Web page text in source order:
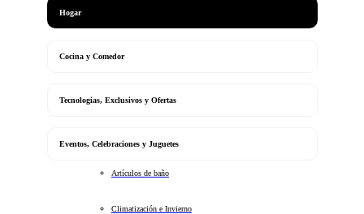
Hogar
Cocina y Comedor
Tecnologias, Exclusivos y Ofertas
Eventos, Celebraciones y Juguetes
Artículos de baño
Climatización e Invierno